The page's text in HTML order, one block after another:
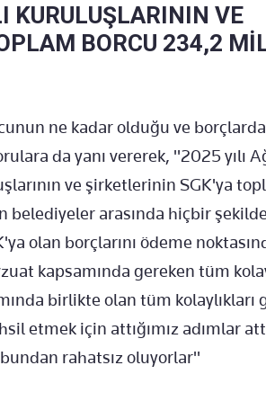
KURULUŞLARININ VE
BORCU 234,2
ne kadar olduğu ve
da yanı vererek, "2025 yılı
ve şirketlerinin SGK'ya
belediyeler arasında hiçbir
olan borçlarını ödeme
kapsamında gereken tüm
birlikte olan tüm kolaylıkları
etmek için attığımız adımlar
rahatsız oluyorlar"